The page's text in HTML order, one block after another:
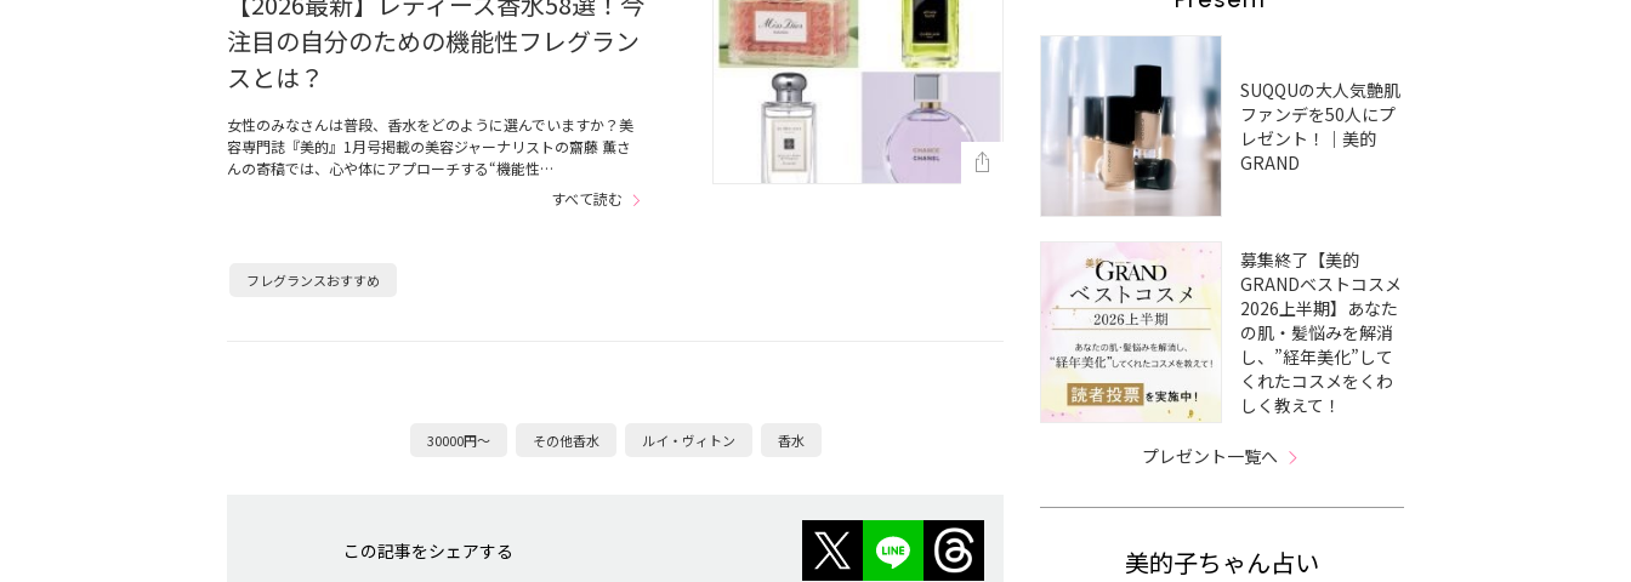
注目の自分のための機能性フレグラン
スとは？
女性のみなさんは普段、香水をどのように選んでいますか？美
容専門誌『美的』1月号掲載の美容ジャーナリストの齋藤 薫さ
んの寄稿では、心や体にアプローチする“機能性…
すべて読む
フレグランスおすすめ
30000円～ その他香水 ルイ・ヴィトン 香水
この記事をシェアする
SUQQUの大人気艶肌
ファンデを50人にプ
レゼント！｜美的
GRAND
募集終了【美的
GRANDベストコスメ
2026上半期】あなた
の肌・髪悩みを解消
し、”経年美化”して
くれたコスメをくわ
しく教えて！
プレゼント一覧へ
美的子ちゃん占い